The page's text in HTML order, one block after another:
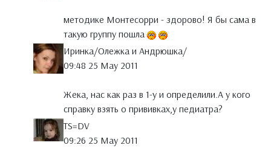
методике Монтесорри - здорово! Я бы сама в
такую группу пошла
Иринка/Олежка и Андрюшка/
09:48 25 May 2011
Жека, нас как раз в 1-у и определили.А у кого
справку взять о прививках,у педиатра?
TS=DV
09:26 25 May 2011